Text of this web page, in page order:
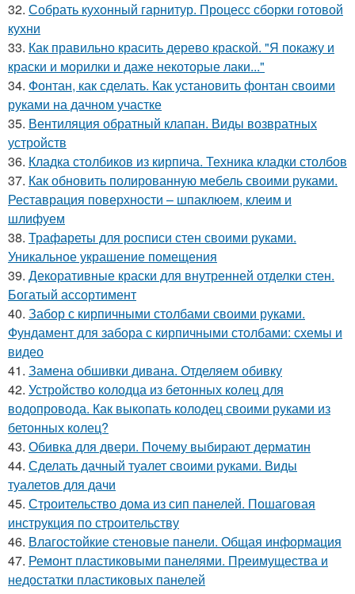
32. Собрать кухонный гарнитур. Процесс сборки готовой
кухни
33. Как правильно красить дерево краской. "Я покажу и
краски и морилки и даже некоторые лаки..."
34. Фонтан, как сделать. Как установить фонтан своими
руками на дачном участке
35. Вентиляция обратный клапан. Виды возвратных
устройств
36. Кладка столбиков из кирпича. Техника кладки столбов
37. Как обновить полированную мебель своими руками.
Реставрация поверхности – шпаклюем, клеим и
шлифуем
38. Трафареты для росписи стен своими руками.
Уникальное украшение помещения
39. Декоративные краски для внутренней отделки стен.
Богатый ассортимент
40. Забор с кирпичными столбами своими руками.
Фундамент для забора с кирпичными столбами: схемы и
видео
41. Замена обшивки дивана. Отделяем обивку
42. Устройство колодца из бетонных колец для
водопровода. Как выкопать колодец своими руками из
бетонных колец?
43. Обивка для двери. Почему выбирают дерматин
44. Сделать дачный туалет своими руками. Виды
туалетов для дачи
45. Строительство дома из сип панелей. Пошаговая
инструкция по строительству
46. Влагостойкие стеновые панели. Общая информация
47. Ремонт пластиковыми панелями. Преимущества и
недостатки пластиковых панелей